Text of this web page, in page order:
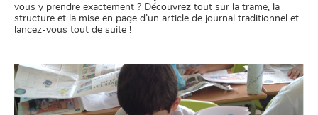
vous y prendre exactement ? Découvrez tout sur la trame, la
structure et la mise en page d’un article de journal traditionnel et
lancez-vous tout de suite !